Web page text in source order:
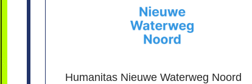
Humanitas Nieuwe Waterweg Noord